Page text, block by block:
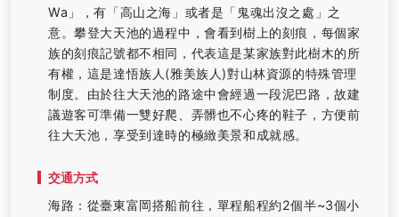
Wa」，有「高山之海」或者是「鬼魂出沒之處」之
意。攀登大天池的過程中，會看到樹上的刻痕，每個家
族的刻痕記號都不相同，代表這是某家族對此樹木的所
有權，這是達悟族人(雅美族人)對山林資源的特殊管理
制度。由於往大天池的路途中會經過一段泥巴路，故建
議遊客可準備一雙好爬、弄髒也不心疼的鞋子，方便前
往大天池，享受到達時的極緻美景和成就感。
交通方式
海路：從臺東富岡搭船前往，單程船程約2個半~3個小